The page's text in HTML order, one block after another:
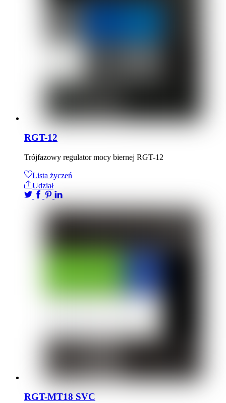
RGT-12
Trójfazowy regulator mocy biernej RGT-12
Lista życzeń
Udział
RGT-MT18 SVC